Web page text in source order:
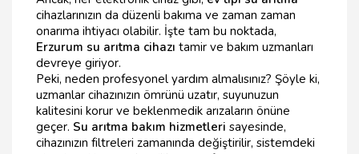
cihazlarınızın da düzenli bakıma ve zaman zaman
onarıma ihtiyacı olabilir. İşte tam bu noktada,
Erzurum su arıtma cihazı tamir ve bakım uzmanları
devreye giriyor.
Peki, neden profesyonel yardım almalısınız? Şöyle ki,
uzmanlar cihazınızın ömrünü uzatır, suyunuzun
kalitesini korur ve beklenmedik arızaların önüne
geçer. Su arıtma bakım hizmetleri sayesinde,
cihazınızın filtreleri zamanında değiştirilir, sistemdeki